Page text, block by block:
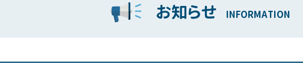
お知らせ INFORMATION